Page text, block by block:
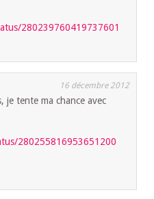
280239760419737601
16 décembre 2012
je tente ma chance avec
280255816953651200